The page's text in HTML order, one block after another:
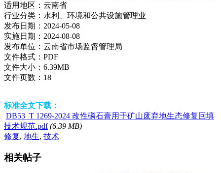
适用地区： 云南省
行业分类： 水利、环境和公共设施管理业
发布日期： 2024-05-08
实施日期： 2024-08-08
发布单位： 云南省市场监督管理局
文件格式： PDF
文件大小： 6.39MB
文件页数： 18
标准全文下载：
DB53_T 1269-2024 改性磷石膏用于矿山废弃地生态修复回填
技术规范.pdf (6.39 MB)
修复, 地生, 技术
相关帖子